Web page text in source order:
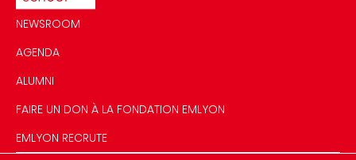
NEWSROOM
AGENDA
ALUMNI
FAIRE UN DON À LA FONDATION EMLYON
EMLYON RECRUTE